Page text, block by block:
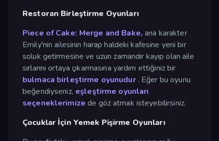
Restoran Birleştirme Oyunları
Piece of Cake: Merge and Bake, ana karakter
Emily'nin ailesinin harap haldeki kafesine yeni bir
soluk getirmesine ve uzun zamandır kayıp olan aile
sırlarını ortaya çıkarmasına yardım ettiğiniz bir
bulmaca birleştirme oyunudur. Eğer bu oyunu
beğendiyseniz, eşleştirme oyunları
seçeneklerimize de göz atmak isteyebilirsiniz.
Çocuklar İçin Yemek Pişirme Oyunları